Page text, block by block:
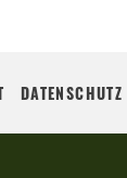
DATENSCHUTZ